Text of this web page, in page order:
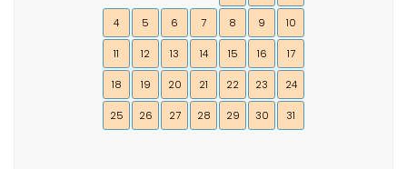
4 5 6 7 8 9 10
11 12 13 14 15 16 17
18 19 20 21 22 23 24
25 26 27 28 29 30 31